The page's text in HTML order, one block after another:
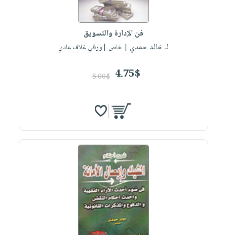
فن الإدارة والتسويق
لـ خالد حمدي | خاص |ورقي غلاف عادي
4.75$
5.00$